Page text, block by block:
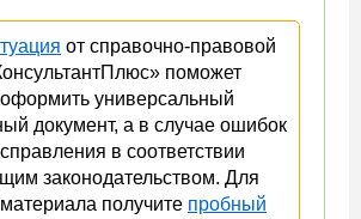
от справочно-правовой
поможет
универсальный
документ, а в случае ошибок
в соответствии
законодательством. Для
получите пробный